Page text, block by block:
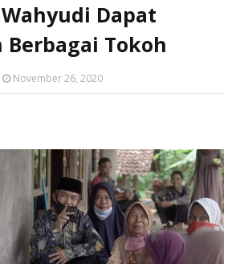
Dapat
Tokoh
November 26, 2020